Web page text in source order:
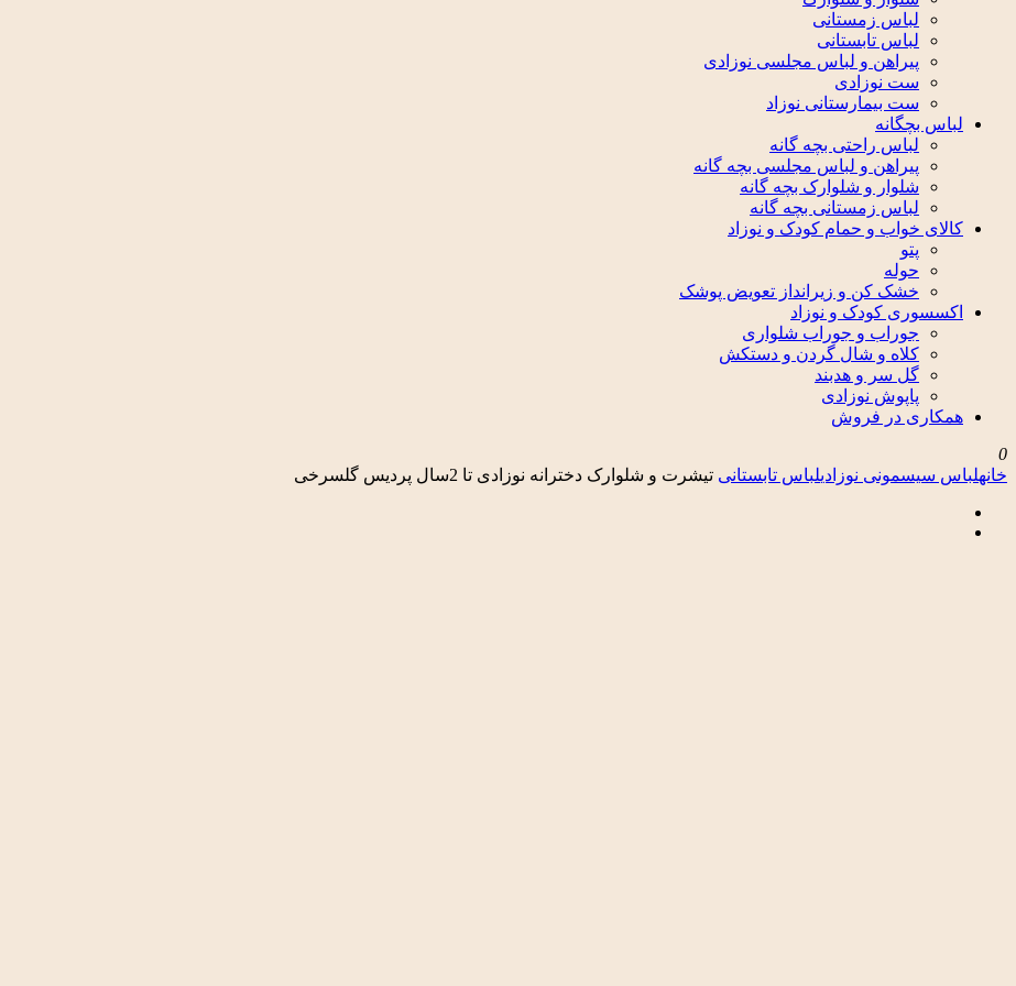
لباس زمستانی
لباس تابستانی
پیراهن و لباس مجلسی نوزادی
ست نوزادی
ست بیمارستانی نوزاد
لباس بچگانه
لباس راحتی بچه گانه
پیراهن و لباس مجلسی بچه گانه
شلوار و شلوارک بچه گانه
لباس زمستانی بچه گانه
کالای خواب و حمام کودک و نوزاد
پتو
حوله
خشک کن و زیرانداز تعویض پوشک
اکسسوری کودک و نوزاد
جوراب و جوراب شلواری
کلاه و شال گردن و دستکش
گل سر و هدبند
پاپوش نوزادی
همکاری در فروش
0
خانهلباس سیسمونی نوزادیلباس تابستانی تیشرت و شلوارک دخترانه نوزادی تا 2سال پردیس گلسرخی